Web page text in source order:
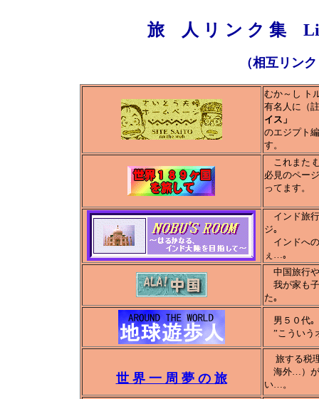
旅 人 リ ン ク 集
（相互リン
むか～し ト
有名人に（
イス」
のエジプト
す。
これまた
必見のペー
ってます。
インド旅行
ジ｡
インドへの
ぇ…｡
中国旅行や
我が家も子
た｡
男５０代｡
”こういう
世 界 一 周 夢 の 旅
旅する税
海外…）が
い…。